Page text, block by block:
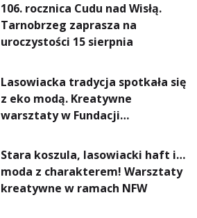
106. rocznica Cudu nad Wisłą.
Tarnobrzeg zaprasza na
uroczystości 15 sierpnia
Lasowiacka tradycja spotkała się
z eko modą. Kreatywne
warsztaty w Fundacji
Stara koszula, lasowiacki haft i…
moda z charakterem! Warsztaty
kreatywne w ramach NFW